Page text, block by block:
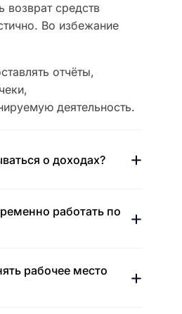
возврат средств
Во избежание
отчёты,
деятельность.
о доходах?
работать по
рабочее место